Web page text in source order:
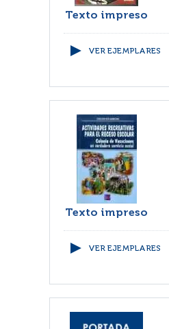
Texto impreso
VER EJEMPLARES
Texto impreso
VER EJEMPLARES